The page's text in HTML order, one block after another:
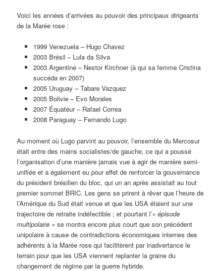
Voici les années d’arrivées au pouvoir des principaux dirigeants
de la Marée rose :
1999 Venezuela – Hugo Chavez
2003 Brésil – Lula da Silva
2003 Argentine – Nestor Kirchner (à qui sa femme Cristina
succéda en 2007)
2005 Uruguay – Tabare Vazquez
2005 Bolivie – Evo Morales
2007 Équateur – Rafael Correa
2008 Paraguay – Fernando Lugo
Au moment où Lugo parvint au pouvoir, l’ensemble du Mercosur
était entre des mains socialistes/de gauche, ce qui a poussé
l’organisation d’une manière jamais vue à agir de manière semi-
unifiée et a également eu pour effet de renforcer la gouvernance
du président brésilien du bloc, qui un an après assistait au tout
premier sommet BRIC. Les gens se prirent à rêver que l’heure de
l’Amérique du Sud était venue et que les USA étaient sur une
trajectoire de retraite indéfectible ; et pourtant l’«épisode
multipolaire » se montra encore plus court que son précédent
unipolaire à cause de contradictions économiques internes des
adhérents à la Marée rose qui facilitèrent par inadvertance le
terrain pour que les USA viennent replanter la graine du
changement de régime par la guerre hybride.